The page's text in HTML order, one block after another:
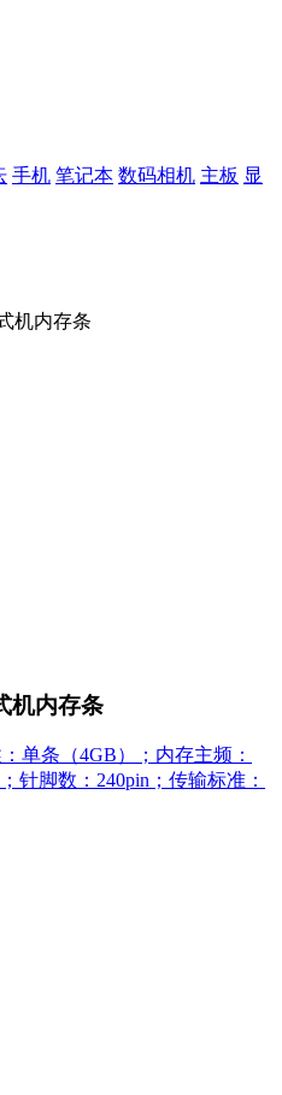
手机 笔记本 数码相机 主板 显
机内存条
机内存条
单条（4GB）；内存主频：
针脚数：240pin；传输标准：